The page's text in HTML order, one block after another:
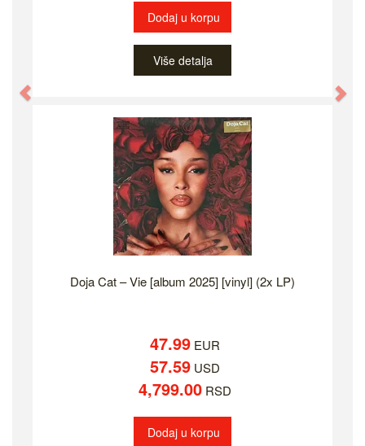
Dodaj u korpu
Više detalja
Doja Cat – Vie [album 2025] [vinyl] (2x LP)
47.99EUR
57.59USD
4,799.00RSD
Dodaj u korpu